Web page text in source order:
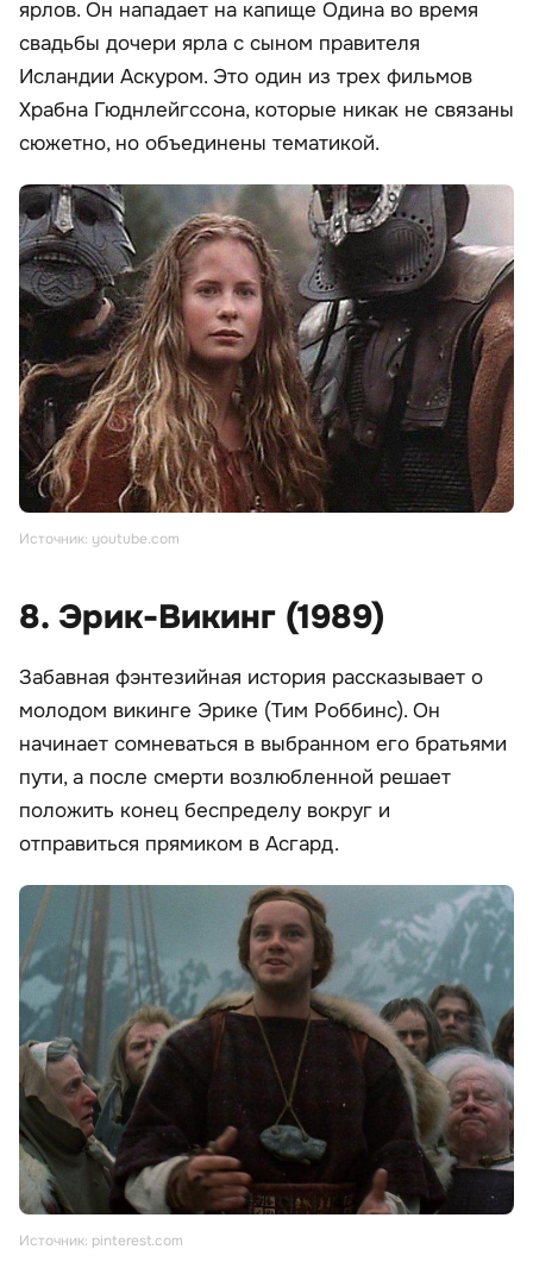
ярлов. Он нападает на капище Одина во время
свадьбы дочери ярла с сыном правителя
Исландии Аскуром. Это один из трех фильмов
Храбна Гюднлейгссона, которые никак не связаны
сюжетно, но объединены тематикой.
Источник: youtube.com
8. Эрик-Викинг (1989)
Забавная фэнтезийная история рассказывает о
молодом викинге Эрике (Тим Роббинс). Он
начинает сомневаться в выбранном его братьями
пути, а после смерти возлюбленной решает
положить конец беспределу вокруг и
отправиться прямиком в Асгард.
Источник: pinterest.com